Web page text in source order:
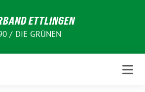
ETTLINGEN
/ DIE GRÜNEN